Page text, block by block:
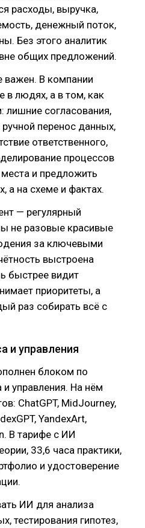
расходы, выручка,
денежный поток,
Без этого аналитик
общих предложений.
важен. В компании
в людях, а в том, как
лишние согласования,
перенос данных,
ответственного,
процессов
и предложить
а на схеме и фактах.
— регулярный
не разовые красивые
за ключевыми
выстроена
быстрее видит
приоритеты, а
раз собирать всё с
и управления
блоком по
управления. На нём
ChatGPT, MidJourney,
YandexArt,
В тарифе с ИИ
33,6 часа практики,
и удостоверение
ИИ для анализа
тестирования гипотез,